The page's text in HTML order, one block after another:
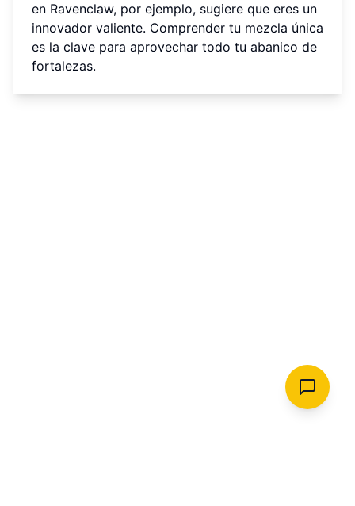
en Ravenclaw, por ejemplo, sugiere que eres un
innovador valiente. Comprender tu mezcla única
es la clave para aprovechar todo tu abanico de
fortalezas.